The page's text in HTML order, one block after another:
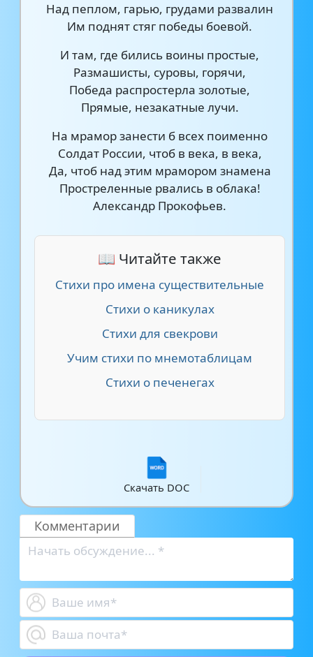
Над пеплом, гарью, грудами развалин
Им поднят стяг победы боевой.
И там, где бились воины простые,
Размашисты, суровы, горячи,
Победа распростерла золотые,
Прямые, незакатные лучи.
На мрамор занести б всех поименно
Солдат России, чтоб в века, в века,
Да, чтоб над этим мрамором знамена
Простреленные рвались в облака!
Александр Прокофьев.
📖 Читайте также
Стихи про имена существительные
Стихи о каникулах
Стихи для свекрови
Учим стихи по мнемотаблицам
Стихи о печенегах
Скачать DOC
Комментарии